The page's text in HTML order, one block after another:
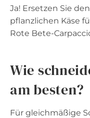
Ja! Ersetzen Sie
pflanzlichen Käse
Rote Bete-
Wie
am besten?
Für gleichmäßige